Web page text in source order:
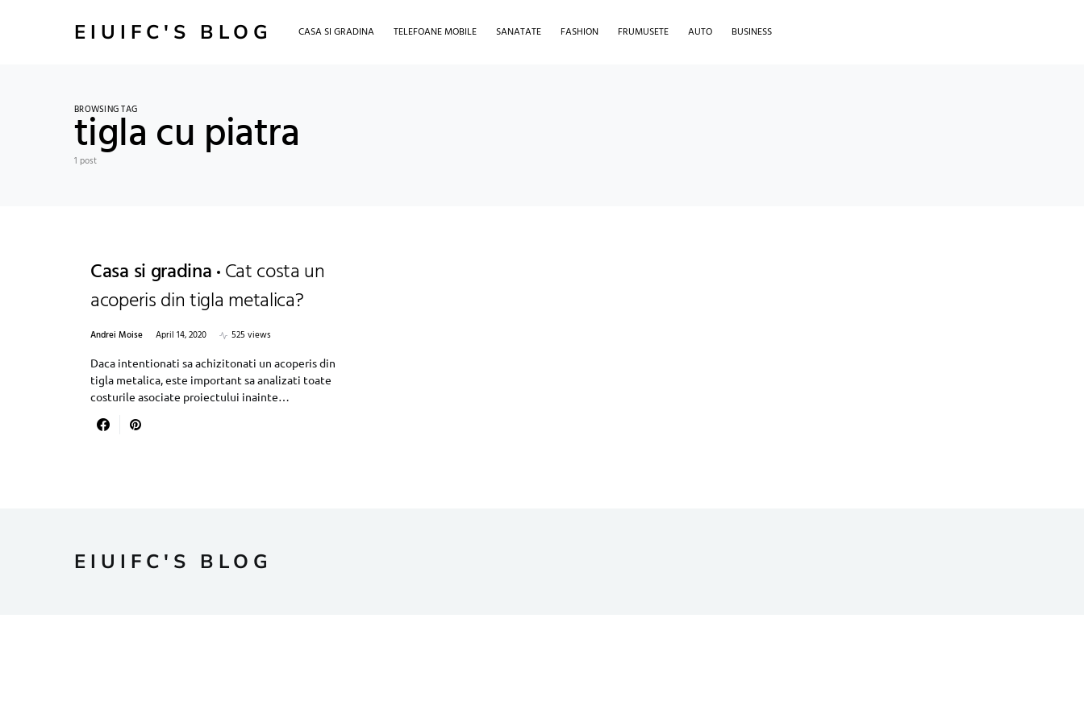
EIUIFC'S BLOG CASA SI GRADINA TELEFOANE MOBILE SANATATE FASHION FRUMUSETE AUTO BUSINESS
BROWSING TAG
tigla cu piatra
1 post
Casa si gradina Cat costa un
acoperis din tigla metalica?
Andrei Moise April 14, 2020
525 views
Daca intentionati sa achizitonati un acoperis din
tigla metalica, este important sa analizati toate
costurile asociate proiectului inainte…
EIUIFC'S BLOG